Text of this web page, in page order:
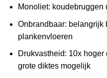
Monoliet: koudebruggen
Onbrandbaar: belangrijk
plankenvloeren
Drukvastheid: 10x
grote diktes mogelijk